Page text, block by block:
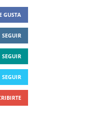
GUSTA
SEGUIR
SEGUIR
SEGUIR